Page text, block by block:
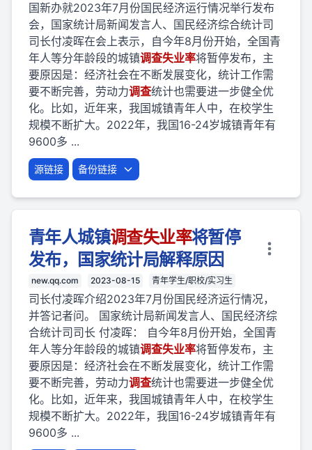
国新办就2023年7月份国民经济运行情况举行发布
会，国家统计局新闻发言人、国民经济综合统计司
司长付凌晖在会上表示，自今年8月份开始，全国青
年人等分年龄段的城镇调查失业率将暂停发布，主
要原因是：经济社会在不断发展变化，统计工作需
要不断完善，劳动力调查统计也需要进一步健全优
化。比如，近年来，我国城镇青年人中，在校学生
规模不断扩大。2022年，我国16-24岁城镇青年有
9600多 ...
源链接 备份链接
青年人城镇调查失业率将暂停
发布，国家统计局解释原因
new.qq.com 2023-08-15 青年学生/职校/实习生
司长付凌晖介绍2023年7月份国民经济运行情况，
并答记者问。 国家统计局新闻发言人、国民经济综
合统计司司长 付凌晖： 自今年8月份开始，全国青
年人等分年龄段的城镇调查失业率将暂停发布，主
要原因是：经济社会在不断发展变化，统计工作需
要不断完善，劳动力调查统计也需要进一步健全优
化。比如，近年来，我国城镇青年人中，在校学生
规模不断扩大。2022年，我国16-24岁城镇青年有
9600多 ...